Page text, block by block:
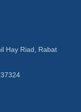
Hay Riad, Rabat